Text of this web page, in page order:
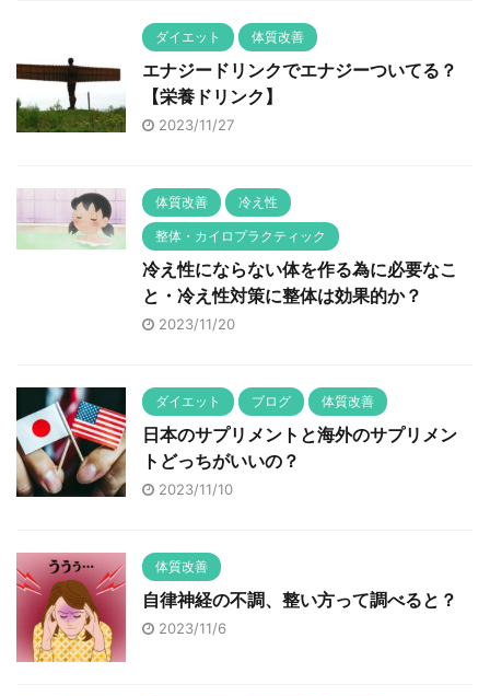
ダイエット 体質改善
エナジードリンクでエナジーついてる？
【栄養ドリンク】
2023/11/27
体質改善 冷え性
整体・カイロプラクティック
冷え性にならない体を作る為に必要なこ
と・冷え性対策に整体は効果的か？
2023/11/20
ダイエット ブログ 体質改善
日本のサプリメントと海外のサプリメン
トどっちがいいの？
2023/11/10
体質改善
自律神経の不調、整い方って調べると？
2023/11/6